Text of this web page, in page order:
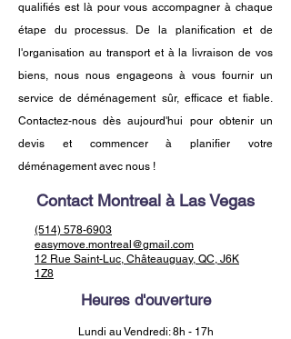
qualifiés est là pour vous accompagner à chaque
étape du processus. De la planification et de
l'organisation au transport et à la livraison de vos
biens, nous nous engageons à vous fournir un
service de déménagement sûr, efficace et fiable.
Contactez-nous dès aujourd'hui pour obtenir un
devis et commencer à planifier votre
déménagement avec nous !
Contact Montreal à Las Vegas
(514) 578-6903
easymove.montreal@gmail.com
12 Rue Saint-Luc, Châteauguay, QC, J6K
1Z8
Heures d'ouverture
Lundi au Vendredi: 8h - 17h